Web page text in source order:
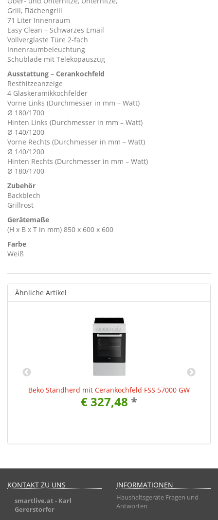
Grill, Flächengrill
71 Liter Innenraum
Easy Clean – Schwarzes Email
Vollverglaste Türe 2-fach
Innenraumbeleuchtung
Schublade mit Telekopauszug
Ausstattung – Cerankochfeld
Resthitzeanzeige
4 Glaskeramikkochfelder
Vorne Links (Durchmesser in mm – Watt)
Ø 180/1700
Hinten Links (Durchmesser in mm – Watt)
Ø 140/1200
Vorne Rechts (Durchmesser in mm – Watt)
Ø 140/1200
Hinten Rechts (Durchmesser in mm – Watt)
Ø 180/1700
Zubehör
Backblech
Grillrost
Gerätemaße
(H x B x T in mm) 850 x 600 x 600
Farbe
Weiß
Ähnliche Artikel
Beko Standherd mit Cerankochfeld FSS 57000 GW
€ 327,48 *
KONTAKT ZU UNS
smartlive.at - Karl
Gererstorfer
INFORMATIONEN
Haushaltsgeräte Fragen und
Antworten